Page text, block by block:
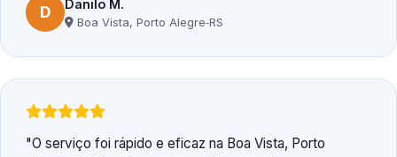
D Danilo M.
Boa Vista, Porto Alegre‑RS
O serviço foi rápido e eficaz na Boa Vista, Porto